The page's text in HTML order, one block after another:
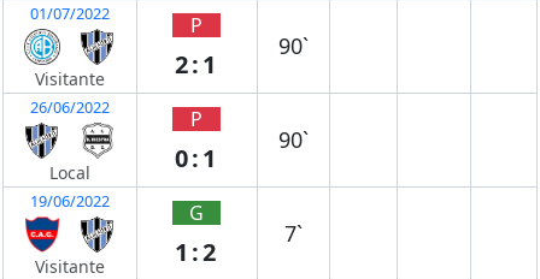
01/07/2022
Visitante
P
2:1
90`
26/06/2022
Local
P
0:1
90`
19/06/2022
Visitante
G
1:2
7`